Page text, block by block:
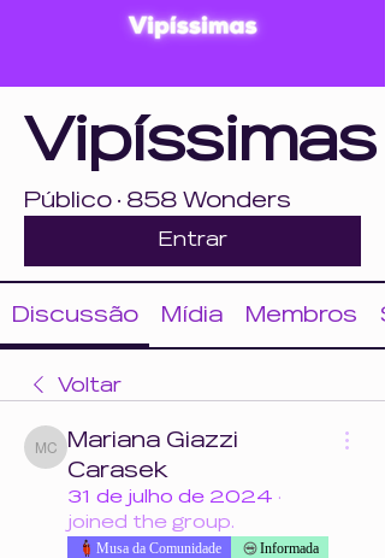
Vipíssimas
Público · 858 Wonders
Entrar
Discussão Mídia Membros
Voltar
Mariana Giazzi Carasek
Mariana Giazzi
Carasek
31 de julho de 2024 ·
joined the group.
Musa da Comunidade
Informada